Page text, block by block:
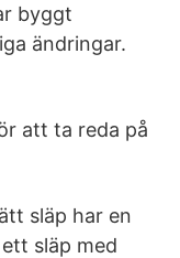
byggt
ändringar.
att ta reda på
släp har en
släp med